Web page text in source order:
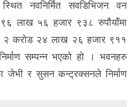
नवनिर्मित सवडिभिजन वन
लाख ५६ हजार ९३८ रुपौयाँमा
२ करोड २४ लाख २६ हजार ९११
सम्पन्न भएको हो । भवनहरु
जेभी र सुसन कन्ट्रक्सनले निर्माण